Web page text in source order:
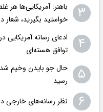
۳
باهنر: آمریکایی‌ها هر
خواستید بگیرید، شعار
۴
ادعای رسانه آمریکایی
توافق هسته‌ای
۵
حال جو بایدن وخیم
رسید
۶ نظر رسانه‌های خارجی